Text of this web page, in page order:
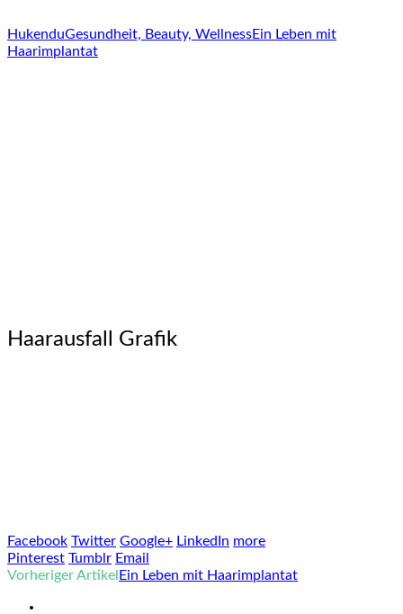
HukenduGesundheit, Beauty, WellnessEin Leben mit
Haarimplantat
Haarausfall Grafik
Facebook Twitter Google+ LinkedIn more
Pinterest Tumblr Email
Vorheriger Artikel Ein Leben mit Haarimplantat